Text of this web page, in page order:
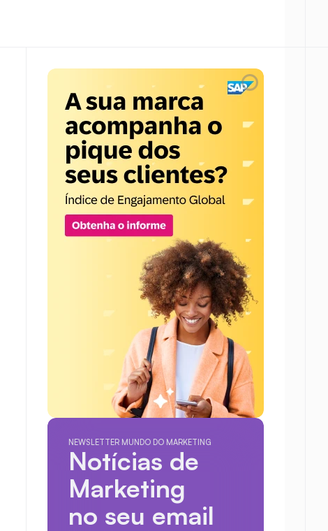
NEWSLETTER MUNDO DO MARKETING
Notícias de
Marketing
no seu email